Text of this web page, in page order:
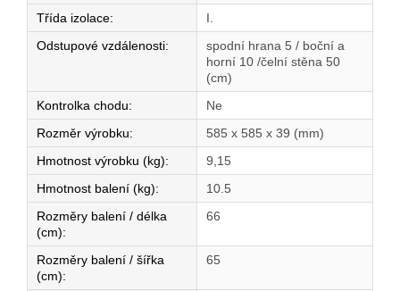
Třída izolace:
I.
Odstupové vzdálenosti:
spodní hrana 5 / boční a
horní 10 /čelní stěna 50
(cm)
Kontrolka chodu:
Ne
Rozměr výrobku:
585 x 585 x 39 (mm)
Hmotnost výrobku (kg):
9,15
Hmotnost balení (kg):
10.5
Rozměry balení / délka
(cm):
66
Rozměry balení / šířka
(cm):
65